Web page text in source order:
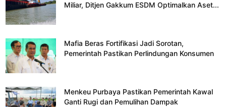
Miliar, Ditjen Gakkum ESDM Optimalkan Aset...
Mafia Beras Fortifikasi Jadi Sorotan,
Pemerintah Pastikan Perlindungan Konsumen
Menkeu Purbaya Pastikan Pemerintah Kawal
Ganti Rugi dan Pemulihan Dampak